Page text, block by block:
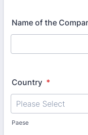
Name of the
Country *
Paese